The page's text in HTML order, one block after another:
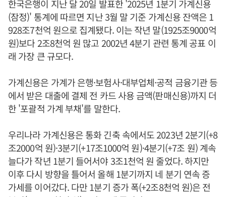
한국은행이 지난 달 20일 발표한 '2025년 1분기 가계신용
(잠정)' 통계에 따르면 지난 3월 말 기준 가계신용 잔액은 1
928조7천억 원으로 집계됐다. 이는 작년 말(1925조9000억
원)보다 2조8천억 원 많고 2002년 4분기 관련 통계 공표 이
래 가장 큰 규모다.
가계신용은 가계가 은행·보험사·대부업체·공적 금융기관 등
에서 받은 대출에 결제 전 카드 사용 금액(판매신용)까지 더
한 '포괄적 가계 부채'를 말한다.
우리나라 가계신용은 통화 긴축 속에서도 2023년 2분기(+8
조2000억 원)·3분기(+17조1000억 원)·4분기(+7조 원) 계속
늘다가 작년 1분기 들어서야 3조1천억 원 줄었다. 하지만
이후 다시 방향을 틀어서 올해 1분기까지 네 분기 연속 증
가세를 이어갔다. 다만 1분기 증가 폭(+2조8천억 원)은 전